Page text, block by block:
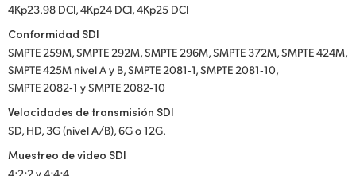
4Kp23.98 DCI, 4Kp24 DCI, 4Kp25 DCI
Conformidad SDI
SMPTE 259M, SMPTE 292M, SMPTE 296M, SMPTE 372M, SMPTE 424M,
SMPTE 425M nivel A y B, SMPTE 2081‑1, SMPTE 2081‑10,
SMPTE 2082‑1 y SMPTE 2082‑10
Velocidades de transmisión SDI
SD, HD, 3G (nivel A/B), 6G o 12G.
Muestreo de video SDI